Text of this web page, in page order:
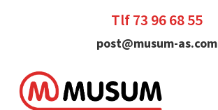
Tlf 73 96 68 55
post@musum-as.com